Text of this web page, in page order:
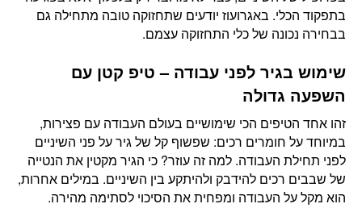
בתפקוד הכלי. באגרועוז יודעים שתחזוקה טובה מתחילה גם
בבחירה נכונה של כלי התחזוקה עצמם.
שימוש בגיר לפני עבודה – טיפ קטן עם
השפעה גדולה
זהו אחד הטיפים הכי שימושיים בעולם העבודה עם פצירות,
במיוחד על חומרים רכים: שפשוף קל של גיר על פני השיניים
לפני תחילת העבודה. למה זה עוזר? כי הגיר מקטין את הנטייה
של שבבים רכים להידבק ולהיתקע בין השיניים. במילים אחרות,
הוא מקל על העבודה ומפחית את הסיכוי לסתימה מהירה.